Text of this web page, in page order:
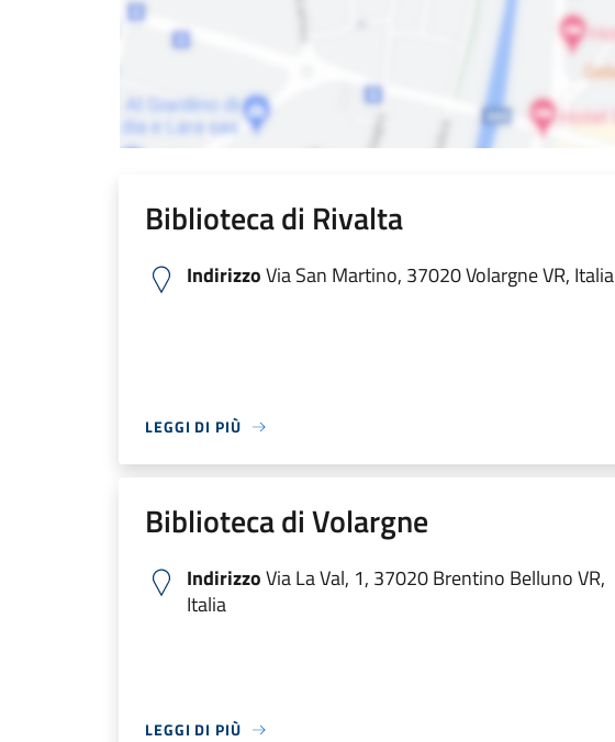
Biblioteca di Rivalta
IndirizzoVia San Martino, 37020 Volargne VR, Italia
LEGGI DI PIÙ
Biblioteca di Volargne
IndirizzoVia La Val, 1, 37020 Brentino Belluno VR,
Italia
LEGGI DI PIÙ